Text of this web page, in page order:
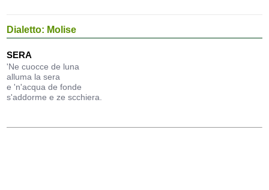
Dialetto: Molise
SERA
'Ne cuocce de luna
alluma la sera
e 'n'acqua de fonde
s'addorme e ze scchiera.